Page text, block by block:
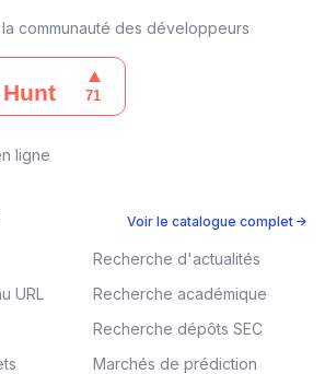
communauté des développeurs
ligne
Voir le catalogue complet →
Recherche d'actualités
URL
Recherche académique
Recherche dépôts SEC
Marchés de prédiction